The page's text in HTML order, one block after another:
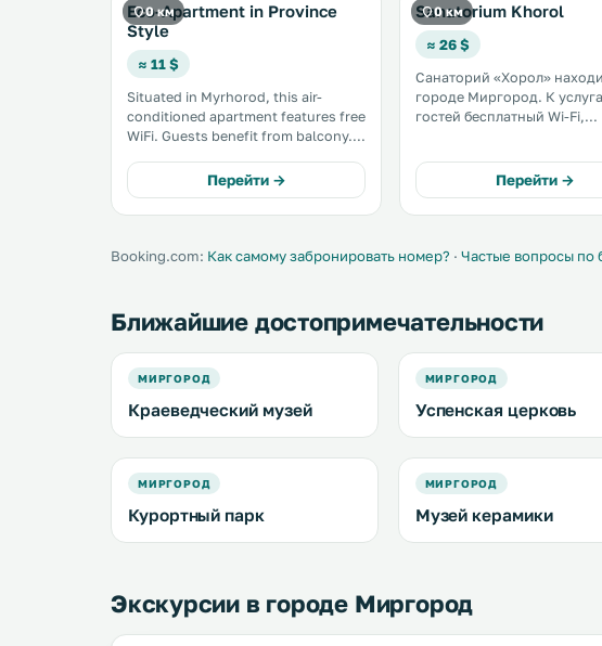
0 км
Eco-Apartment in Province
Style
≈ 11 $
Situated in Myrhorod, this air-
conditioned apartment features free
WiFi. Guests benefit from balcony.
equipped with microwave. Towels
and bed linen are provided in this
self-catering accommodation. .
Перейти →
0 км
Sanatorium Khorol
≈ 26 $
Санаторий «Хорол»
городе Миргород. К услугам
гостей бесплатный Wi-Fi,
всех номеров ––
ванная комната и
плоским экраном. .
Перейти →
Booking.com: Как самому забронировать номер? · Частые вопросы по
Ближайшие достопримечательности
МИРГОРОД
Краеведческий музей
МИРГОРОД
Успенская церковь
МИРГОРОД
Курортный парк
МИРГОРОД
Музей керамики
Экскурсии в городе Миргород